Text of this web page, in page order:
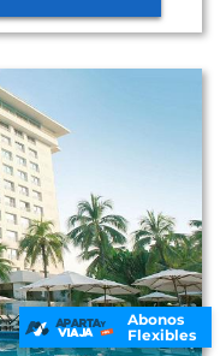
Abonos
Flexibles